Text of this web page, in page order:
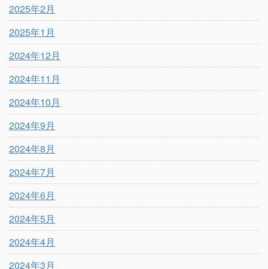
2025年2月
2025年1月
2024年12月
2024年11月
2024年10月
2024年9月
2024年8月
2024年7月
2024年6月
2024年5月
2024年4月
2024年3月